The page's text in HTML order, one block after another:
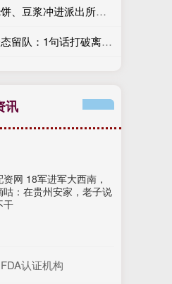
证券杠杆 女子抱着一大箱烧饼、豆浆冲进派出所，感谢民警帮忙找回手机，没想到回去后收到200元转账
在线配资网 湖人球员公开表态留队：1句话打破离队传闻，\＂我喜欢待在这里\＂
讯
网 18军进军大西南，
咕：在贵州安家，老子说
干
认证机构